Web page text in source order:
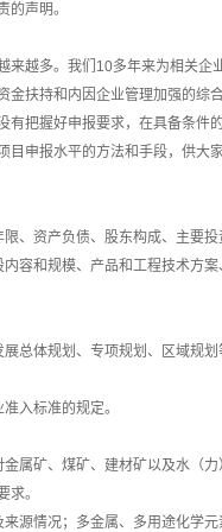
的声明。
越多。我们10多年来为相关
扶持和内因企业管理加强的
把握好申报要求，在具备条件
申报水平的方法和手段，供大
、资产负债、股东构成、主要投
容和规模、产品和工程技术方
总体规划、专项规划、区域规
入标准的规定。
属矿、煤矿、建材矿以及水（
求。
源情况；多金属、多用途化学